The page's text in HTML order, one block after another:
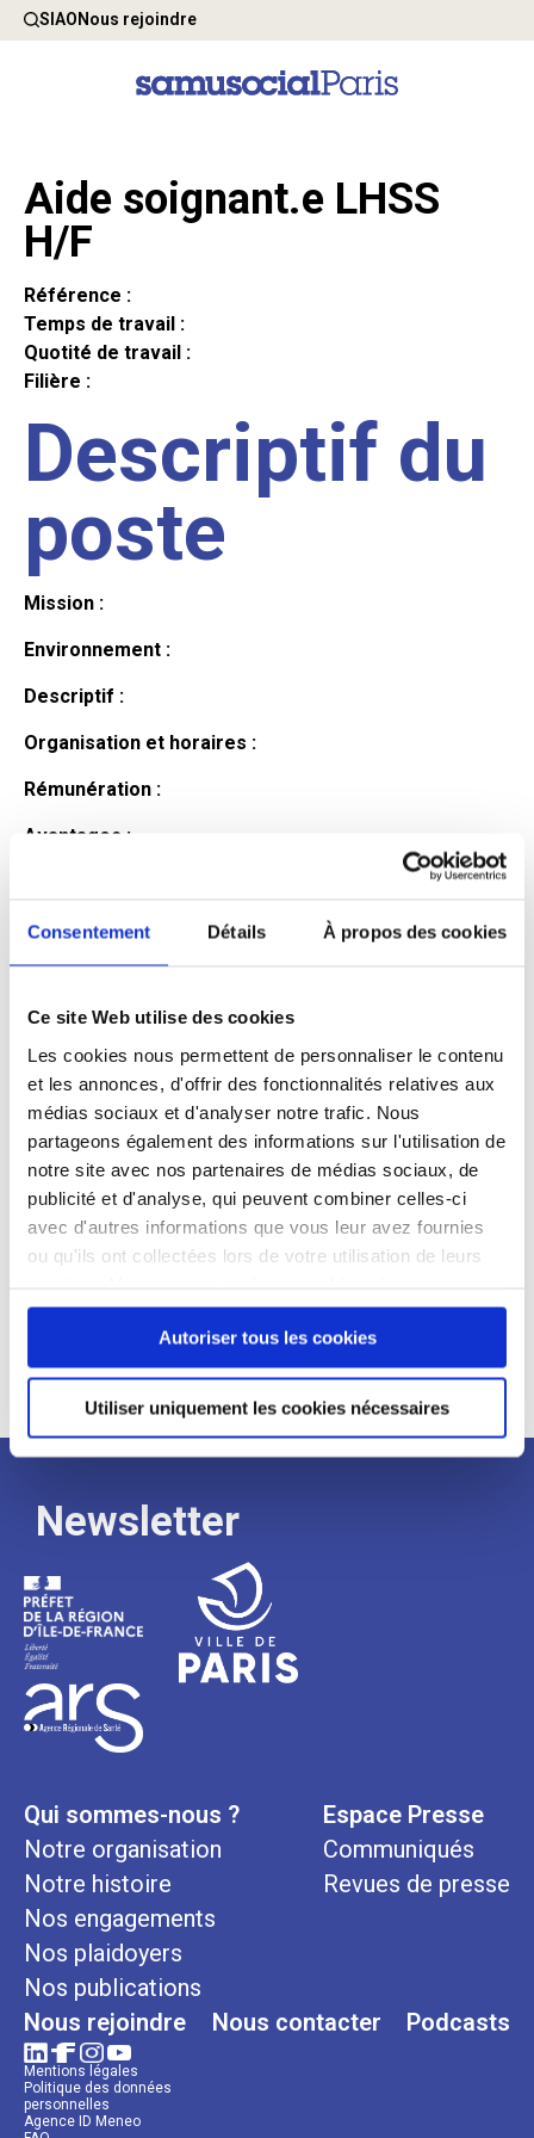
Consentement Détails À propos des cookies
Ce site Web utilise des cookies
Les cookies nous permettent de personnaliser le contenu
et les annonces, d'offrir des fonctionnalités relatives aux
médias sociaux et d'analyser notre trafic. Nous
partageons également des informations sur l'utilisation de
notre site avec nos partenaires de médias sociaux, de
publicité et d'analyse, qui peuvent combiner celles-ci
avec d'autres informations que vous leur avez fournies
ou qu'ils ont collectées lors de votre utilisation de leurs
continuez à utiliser notre site Web.
Autoriser tous les cookies
Utiliser uniquement les cookies nécessaires
SIAONous rejoindre
Aide soignant.e LHSS
H/F
Référence :
Temps de travail :
Quotité de travail :
Filière :
Descriptif du
poste
Mission :
Environnement :
Descriptif :
Organisation et horaires :
Rémunération :
Avantages :
Profil du
candidat
Qualifications et diplômes :
Profil recherché :
Expérience :
Processus
de
recrutement
Newsletter
Qui sommes-nous ?
Notre organisation
Notre histoire
Nos engagements
Nos plaidoyers
Nos publications
Espace Presse
Communiqués
Revues de presse
Nous rejoindre Nous contacter Podcasts
Mentions légales
Politique des données
personnelles
Agence ID Meneo